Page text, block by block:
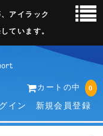
アイラック
ています。
カートの中 0
イン 新規会員登録